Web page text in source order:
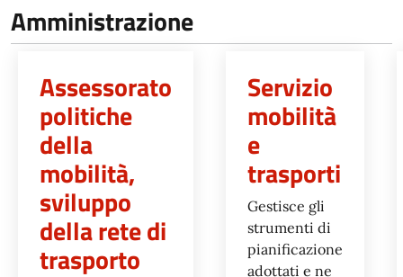
Amministrazione
Assessorato
politiche
della
mobilità,
sviluppo
della rete di
trasporto
Servizio
mobilità
e
trasporti
Gestisce gli
strumenti di
pianificazione
adottati e ne